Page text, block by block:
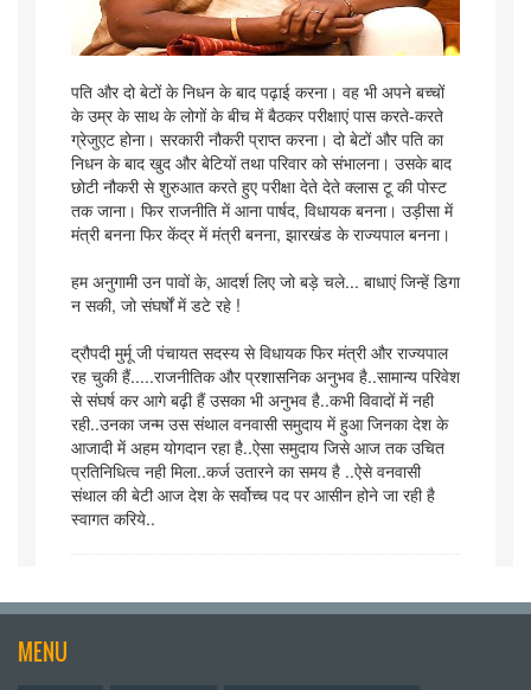
पति और दो बेटों के निधन के बाद पढ़ाई करना। वह भी अपने बच्चों
के उम्र के साथ के लोगों के बीच में बैठकर परीक्षाएं पास करते-करते
ग्रेजुएट होना। सरकारी नौकरी प्राप्त करना। दो बेटों और पति का
निधन के बाद खुद और बेटियों तथा परिवार को संभालना। उसके बाद
छोटी नौकरी से शुरुआत करते हुए परीक्षा देते देते क्लास टू की पोस्ट
तक जाना। फिर राजनीति में आना पार्षद, विधायक बनना। उड़ीसा में
मंत्री बनना फिर केंद्र में मंत्री बनना, झारखंड के राज्यपाल बनना।
हम अनुगामी उन पावों के, आदर्श लिए जो बड़े चले... बाधाएं जिन्हें डिगा
न सकी, जो संघर्षों में डटे रहे !
द्रौपदी मुर्मू जी पंचायत सदस्य से विधायक फिर मंत्री और राज्यपाल
रह चुकी हैं.....राजनीतिक और प्रशासनिक अनुभव है..सामान्य परिवेश
से संघर्ष कर आगे बढ़ी हैं उसका भी अनुभव है..कभी विवादों में नही
रही..उनका जन्म उस संथाल वनवासी समुदाय में हुआ जिनका देश के
आजादी में अहम योगदान रहा है..ऐसा समुदाय जिसे आज तक उचित
प्रतिनिधित्व नही मिला..कर्ज उतारने का समय है ..ऐसे वनवासी
संथाल की बेटी आज देश के सर्वोच्च पद पर आसीन होने जा रही है
स्वागत करिये..
MENU